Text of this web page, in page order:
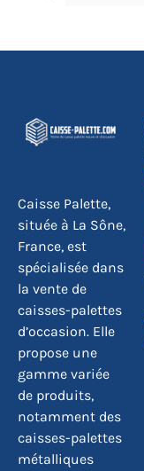
Caisse Palette,
située à La Sône,
France, est
spécialisée dans
la vente de
caisses-palettes
d’occasion. Elle
propose une
gamme variée
de produits,
notamment des
caisses-palettes
métalliques